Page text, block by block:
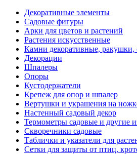
Декоративные элементы
Садовые фигуры
Арки для цветов и растений
Растения искусственные
Камни декоративные, ракушки,
Декорации
Шпалеры
Опоры
Кустодержатели
Крепеж для опор и шпалер
Вертушки и украшения на
Настенный садовый декор
Термометры садовые и другие
Скворечники садовые
Таблички и указатели для
Сетки для защиты от птиц,